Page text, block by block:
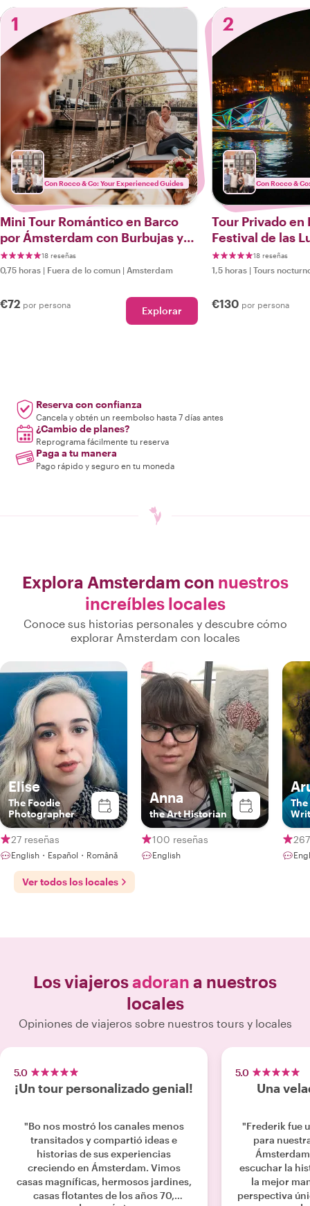
1
Con Rocco & Co: Your Experienced Guides
Mini Tour Romántico en Barco
por Ámsterdam con Burbujas y
Bocados18 reseñas
0,75 horas | Fuera de lo comun | Amsterdam
€72 por persona Explorar
2
Con Rocco &
Tour Privado en
Festival de las
18 reseñas
1,5 horas | Tours
€130 por persona
Reserva con confianza
Cancela y obtén un reembolso hasta 7 días antes
¿Cambio de planes?
Reprograma fácilmente tu reserva
Paga a tu manera
Pago rápido y seguro en tu moneda
Explora Amsterdam con nuestros
increíbles locales
Conoce sus historias personales y descubre cómo
explorar Amsterdam con locales
Elise
The Foodie
Photographer
27 reseñas
English・Español・Română
Anna
the Art Historian
100 reseñas
English
Ver todos los locales
Los viajerosadoran a nuestros
locales
Opiniones de viajeros sobre nuestros tours y locales
5.0
¡Un tour personalizado genial!
"Bo nos mostró los canales menos
transitados y compartió ideas e
historias de sus experiencias
creciendo en Ámsterdam. Vimos
casas magníficas, hermosos jardines,
casas flotantes de los años 70,
5.0
Una
"Frederik fue
para
escuchar la
la mejor
perspectiva